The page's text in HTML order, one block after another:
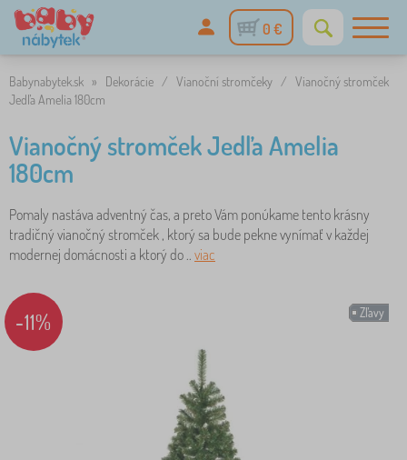
0 €
Babynabytek.sk » Dekorácie / Vianoční stromčeky / Vianočný stromček
Jedľa Amelia 180cm
Vianočný stromček Jedľa Amelia
180cm
Pomaly nastáva adventný čas, a preto Vám ponúkame tento krásny
tradičný vianočný stromček , ktorý sa bude pekne vynímať v každej
modernej domácnosti a ktorý do .. viac
Zľavy
-11%